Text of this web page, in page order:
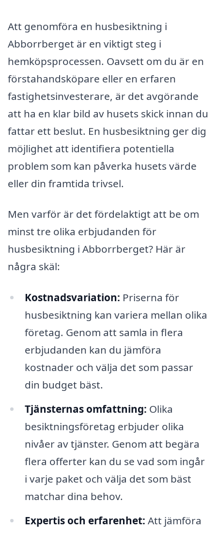
Att genomföra en husbesiktning i
Abborrberget är en viktigt steg i
hemköpsprocessen. Oavsett om du är en
förstahandsköpare eller en erfaren
fastighetsinvesterare, är det avgörande
att ha en klar bild av husets skick innan du
fattar ett beslut. En husbesiktning ger dig
möjlighet att identifiera potentiella
problem som kan påverka husets värde
eller din framtida trivsel.
Men varför är det fördelaktigt att be om
minst tre olika erbjudanden för
husbesiktning i Abborrberget? Här är
några skäl:
Kostnadsvariation: Priserna för
husbesiktning kan variera mellan olika
företag. Genom att samla in flera
erbjudanden kan du jämföra
kostnader och välja det som passar
din budget bäst.
Tjänsternas omfattning: Olika
besiktningsföretag erbjuder olika
nivåer av tjänster. Genom att begära
flera offerter kan du se vad som ingår
i varje paket och välja det som bäst
matchar dina behov.
Expertis och erfarenhet: Att jämföra